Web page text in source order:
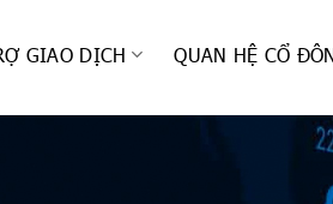
GIAO DỊCH QUAN HỆ CỔ